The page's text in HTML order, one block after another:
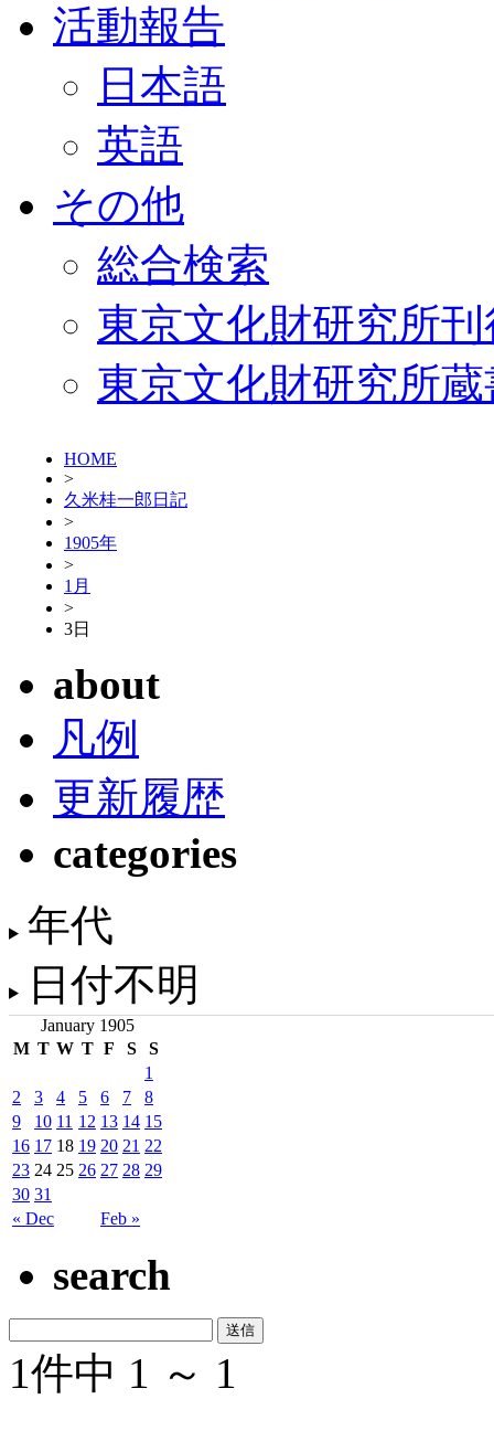
活動報告
日本語
英語
その他
総合検索
東京文化財研究所
東京文化財研究所
HOME
>
久米桂一郎日記
>
1905年
>
1月
>
3日
about
凡例
更新履歴
categories
年代
日付不明
January 1905
M T W T F S S
« Dec Feb »
1
2
3 4 5 6 7
8
9
10 11 12 13 14 15
16 17 18 19 20 21 22
23 24 25 26 27 28 29
30 31
search
1件中 1 ～ 1